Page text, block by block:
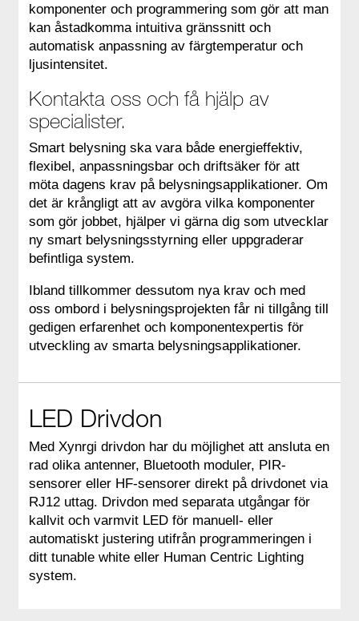
komponenter och programmering som gör att man
kan åstadkomma intuitiva gränssnitt och
automatisk anpassning av färgtemperatur och
ljusintensitet.
Kontakta oss och få hjälp av
specialister.
Smart belysning ska vara både energieffektiv,
flexibel, anpassningsbar och driftsäker för att
möta dagens krav på belysningsapplikationer. Om
det är krångligt att av avgöra vilka komponenter
som gör jobbet, hjälper vi gärna dig som utvecklar
ny smart belysningsstyrning eller uppgraderar
befintliga system.
Ibland tillkommer dessutom nya krav och med
oss ombord i belysningsprojekten får ni tillgång till
gedigen erfarenhet och komponentexpertis för
utveckling av smarta belysningsapplikationer.
LED Drivdon
Med Xynrgi drivdon har du möjlighet att ansluta en
rad olika antenner, Bluetooth moduler, PIR-
sensorer eller HF-sensorer direkt på drivdonet via
RJ12 uttag. Drivdon med separata utgångar för
kallvit och varmvit LED för manuell- eller
automatiskt justering utifrån programmeringen i
ditt tunable white eller Human Centric Lighting
system.